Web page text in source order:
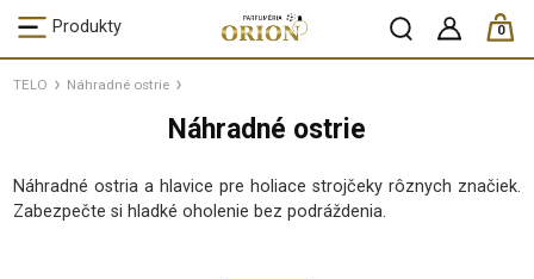
Produkty 0
ks /
TELO Náhradné ostrie
Náhradné ostrie
Náhradné ostria a hlavice pre holiace strojčeky rôznych značiek.
Zabezpečte si hladké oholenie bez podráždenia.